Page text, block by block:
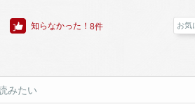
知らなかった！ 8件 お気
みたい